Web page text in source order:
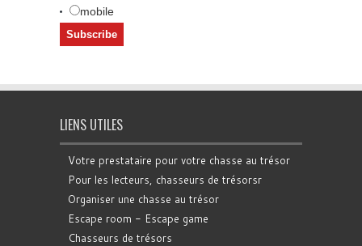
mobile
LIENS UTILES
Votre prestataire pour votre chasse au trésor
Pour les lecteurs, chasseurs de trésorsr
Organiser une chasse au trésor
Escape room - Escape game
Chasseurs de trésors